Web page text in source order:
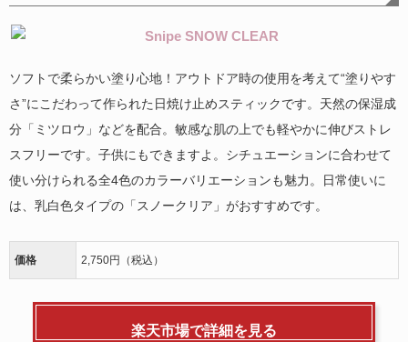
ソフトで柔らかい塗り心地！アウトドア時の使用を考えて“塗りやす
さ”にこだわって作られた日焼け止めスティックです。天然の保湿成
分「ミツロウ」などを配合。敏感な肌の上でも軽やかに伸びストレ
スフリーです。子供にもできますよ。シチュエーションに合わせて
使い分けられる全4色のカラーバリエーションも魅力。日常使いに
は、乳白色タイプの「スノークリア」がおすすめです。
価格 2,750円（税込）
楽天市場で詳細を見る